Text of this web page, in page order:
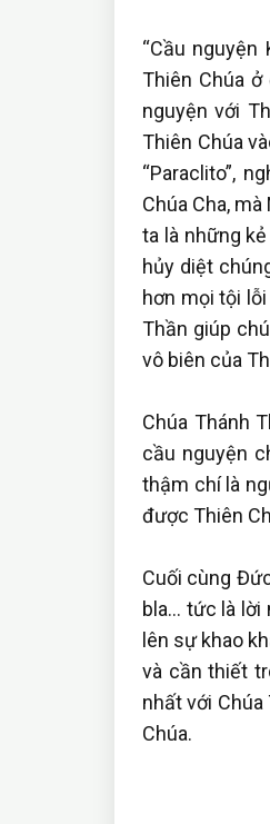
“Cầu
Thiên Chúa
nguyện với
Thiên Chúa
“Paraclito”,
Chúa Cha,
ta là những
hủy diệt
hơn mọi tội
Thần giúp
vô biên của
Chúa Thánh
cầu nguyện
thậm chí là
được Thiên
Cuối cùng
bla… tức là lời
lên sự khao
và cần thiết
nhất với
Chúa.